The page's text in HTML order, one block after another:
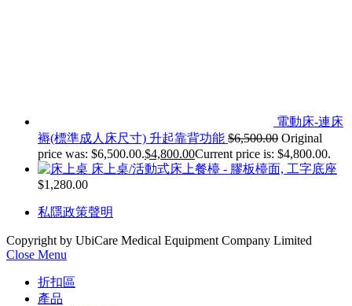
電動床-連床
褥(標準成人床尺寸) 升起靠背功能 $6,500.00 Original
price was: $6,500.00.$4,800.00Current price is: $4,800.00.
床上桌/活動式床上餐檯 - 膠板檯面, 工字底座
$1,280.00
私隱政策聲明
Copyright by UbiCare Medical Equipment Company Limited
Close Menu
折扣區
產品